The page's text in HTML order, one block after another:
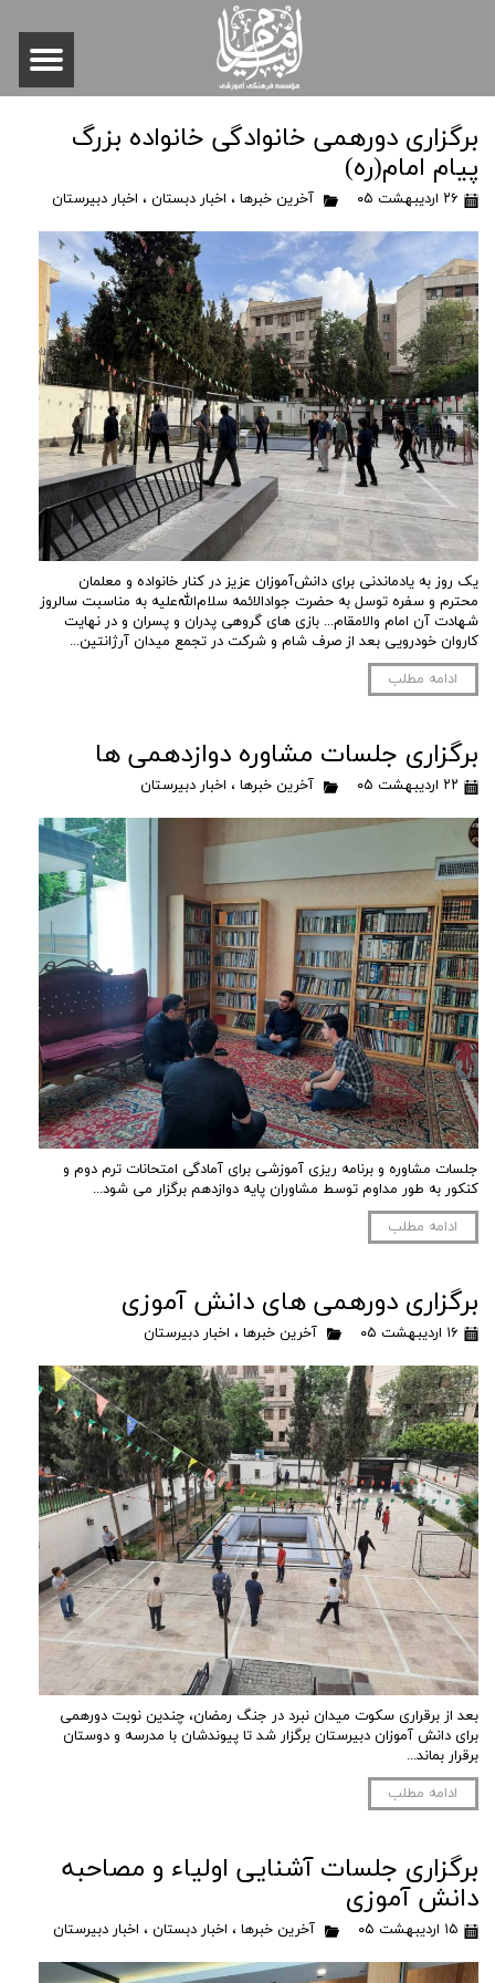
برگزاری دورهمی خانوادگی خانواده بزرگ
پیام امام(ره)
۲۶ اردیبهشت ۰۵ آخرین خبرها ، اخبار دبستان ، اخبار دبیرستان
یک روز به یادماندنی برای دانش‌آموزان عزیز در کنار خانواده و معلمان
محترم و سفره توسل به حضرت جوادالائمه سلام‌الله‌علیه به مناسبت سالروز
شهادت آن امام والامقام... بازی های گروهی پدران و پسران و در نهایت
کاروان خودرویی بعد از صرف شام و شرکت در تجمع میدان آرژانتین...
ادامه مطلب
برگزاری جلسات مشاوره دوازدهمی ها
۲۲ اردیبهشت ۰۵ آخرین خبرها ، اخبار دبیرستان
جلسات مشاوره و برنامه ریزی آموزشی برای آمادگی امتحانات ترم دوم و
کنکور به طور مداوم توسط مشاوران پایه دوازدهم برگزار می شود...
ادامه مطلب
برگزاری دورهمی های دانش آموزی
۱۶ اردیبهشت ۰۵ آخرین خبرها ، اخبار دبیرستان
بعد از برقراری سکوت میدان نبرد در جنگ رمضان، چندین نوبت دورهمی
برای دانش آموزان دبیرستان برگزار شد تا پیوندشان با مدرسه و دوستان
برقرار بماند...
ادامه مطلب
برگزاری جلسات آشنایی اولیاء و مصاحبه
دانش آموزی
۱۵ اردیبهشت ۰۵ آخرین خبرها ، اخبار دبستان ، اخبار دبیرستان